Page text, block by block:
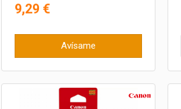
9,29 €
Avísame